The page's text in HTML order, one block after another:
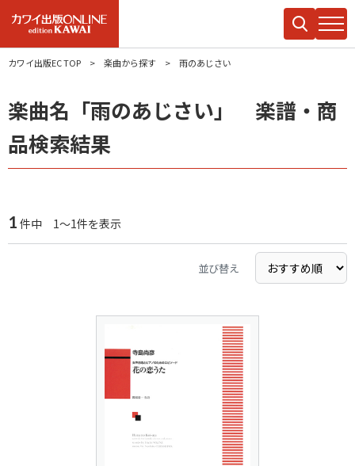
カワイ出版EC TOP 楽曲から探す 雨のあじさい
楽曲名「雨のあじさい」 楽譜・商
品検索結果
1 件中 1～1件を表示
並び替え